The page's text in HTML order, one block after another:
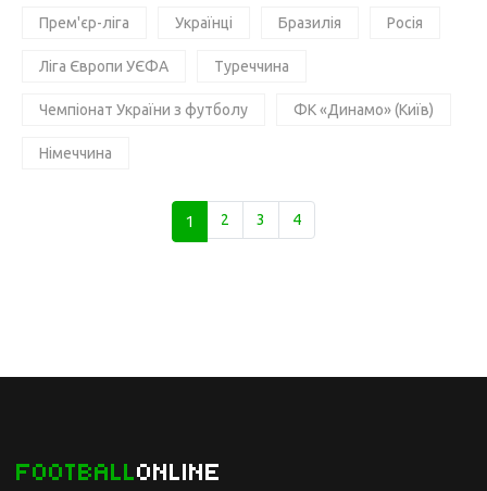
Прем'єр-ліга Українці Бразилія Росія
Ліга Європи УЄФА Туреччина
Чемпіонат України з футболу ФК «Динамо» (Київ)
Німеччина
1 2 3 4
FOOTBALLONLINE